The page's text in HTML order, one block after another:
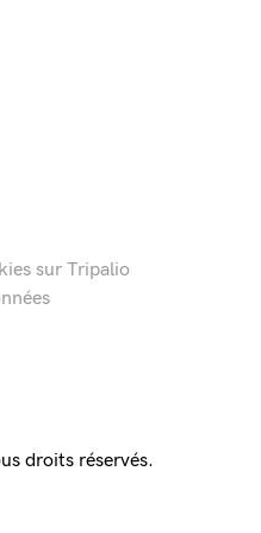
sur Tripalio
droits réservés.